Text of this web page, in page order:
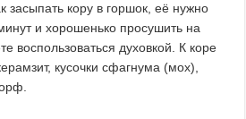
засыпать кору в горшок, её нужно
и хорошенько просушить на
воспользоваться духовкой. К коре
кусочки сфагнума (мох),